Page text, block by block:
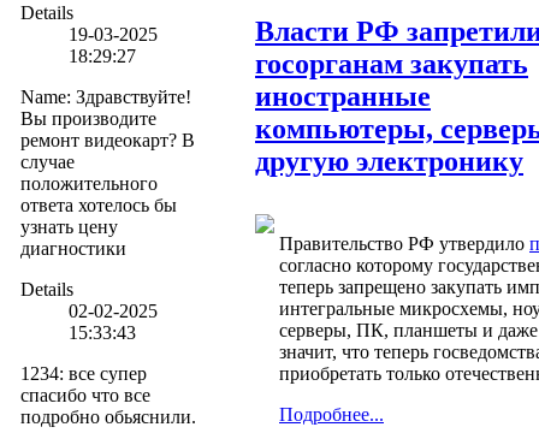
Details
19-03-2025
18:29:27
Name: Здравствуйте!
Вы производите
ремонт видеокарт? В
случае
положительного
ответа хотелось бы
узнать цену
диагностики
Details
02-02-2025
15:33:43
1234: все супер
спасибо что все
подробно обьяснили.
Власти РФ
госорганам закупать
иностранные
компьютеры,
другую электронику
Правительство РФ утвердило
согласно которому
теперь запрещено закупать
интегральные микросхемы,
серверы, ПК, планшеты и даже
значит, что теперь
приобретать только
Подробнее...